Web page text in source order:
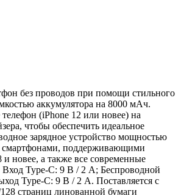
без проводов при помощи стильного
аккумулятора на 8000 мАч.
(iPhone 12 или новее) на
чтобы обеспечить идеальное
зарядное устройство мощностью
смартфонами, поддерживающими
и новее, а также все современные
Type-C: 9 В / 2 А; Беспроводной
Type-C: 9 В / 2 А. Поставляется с
страниц линованной бумаги